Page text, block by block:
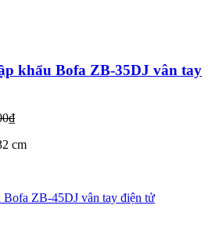
khẩu Bofa ZB-35DJ vân tay
cm